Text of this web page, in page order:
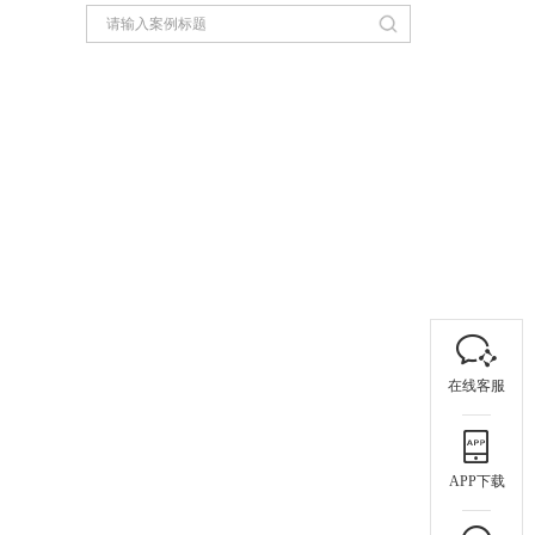
在线客服
APP下载